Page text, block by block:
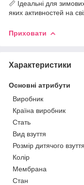
📏 Ідеальні для
яких активностей на
Приховати
Характеристики
Основні атрибути
Виробник
Країна виробник
Стать
Вид взуття
Розмір дитячого взуття
Колір
Мембрана
Стан